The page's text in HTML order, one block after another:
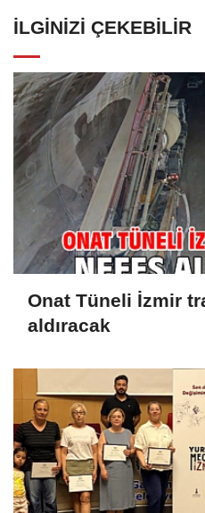
İLGINIZI ÇEKEBILIR
Onat Tüneli İzmir
aldıracak